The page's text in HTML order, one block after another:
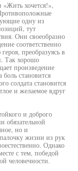
«Жить хочется!»,
одну из
тут
Они своеобразно
соответственно
преобразуясь в
Так хорошо
произведение
становится
солдата становится
и желаемое вдруг
и доброго
обязательной
но и
жизни из рук
Однако
с тем, победой
человечности.